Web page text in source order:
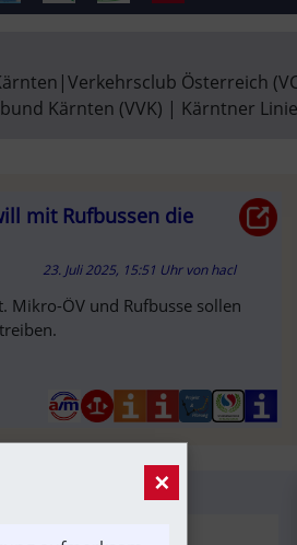
|Verkehrsclub Österreich
Kärnten (VVK) | Kärntner
mit Rufbussen die
23. Juli 2025, 15:51 Uhr vonhacl
Mikro-ÖV und Rufbusse sollen
×